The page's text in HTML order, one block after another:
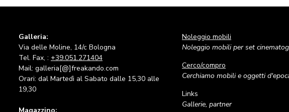
Galleria:
Via delle Moline, 14/c Bologna
Tel. Fax, : +39.051.271404
Mail: galleria[@]freakando.com
Orari: dal Martedì al Sabato dalle 15,30 alle
19,30
Magazzino:
Noleggio mobili
Noleggio mobili per set
Cerco/compro
Cerchiamo mobili e oggetti
Links
Gallerie, partner